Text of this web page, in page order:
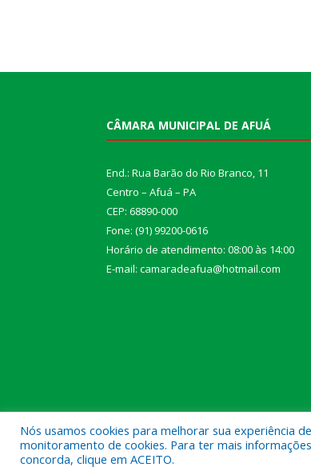
CÂMARA MUNICIPAL DE AFUÁ
End.: Rua Barão do Rio Branco, 11
Centro – Afuá – PA
CEP: 68890-000
Fone: (91) 99200-0616
Horário de atendimento: 08:00 às 14:00
E-mail: camaradeafua@hotmail.com
Todos os direitos reservados a Câmara
Nós usamos cookies para melhorar sua experiência
monitoramento de cookies. Para ter mais
concorda, clique em ACEITO.